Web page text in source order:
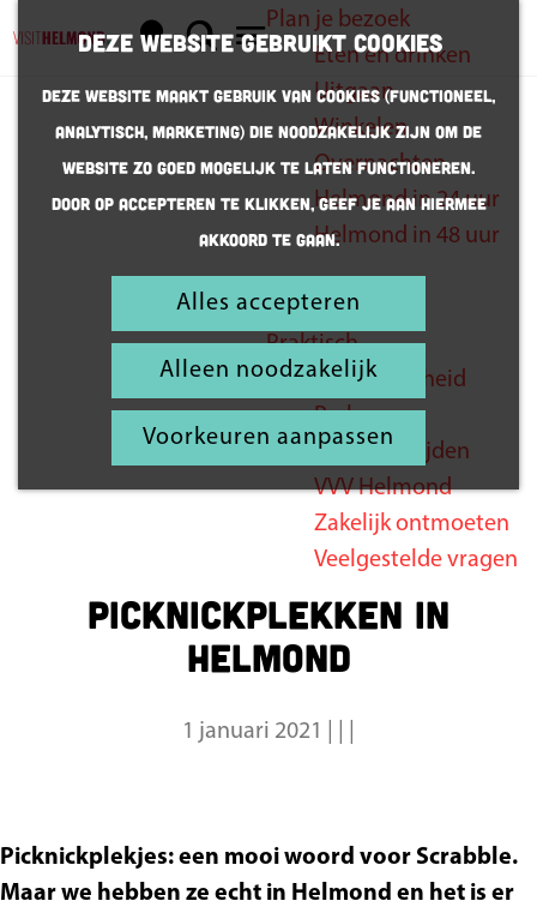
Deze website gebruikt cookies
Deze website maakt gebruik van cookies (Functioneel,
Analytisch, Marketing) die noodzakelijk zijn om de
website zo goed mogelijk te laten functioneren.
Door op accepteren te klikken, geef je aan hiermee
akkoord te gaan.
Alles accepteren
Alleen noodzakelijk
Voorkeuren aanpassen
K
a
r
t
Z
e
k
e
n
e
n
u
Plan je bezoek
Eten en drinken
Uitgaan
Winkelen
Overnachten
Helmond in 24 uur
Helmond in 48 uur
Inspiratie
Praktisch
Bereikbaarheid
Parkeren
Openingstijden
VVV Helmond
Zakelijk ontmoeten
Veelgestelde vragen
De mooiste
picknickplekj
es
Picknickplekken in
Helmond
1 januari 2021
Picknickplekjes: een mooi woord voor Scrabble.
Maar we hebben ze echt in Helmond en het is er